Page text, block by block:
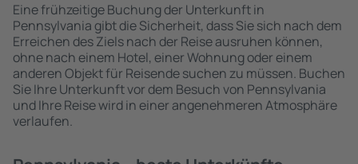
Eine frühzeitige Buchung der Unterkunft in
Pennsylvania gibt die Sicherheit, dass Sie sich nach dem
Erreichen des Ziels nach der Reise ausruhen können,
ohne nach einem Hotel, einer Wohnung oder einem
anderen Objekt für Reisende suchen zu müssen. Buchen
Sie Ihre Unterkunft vor dem Besuch von Pennsylvania
und Ihre Reise wird in einer angenehmeren Atmosphäre
verlaufen.